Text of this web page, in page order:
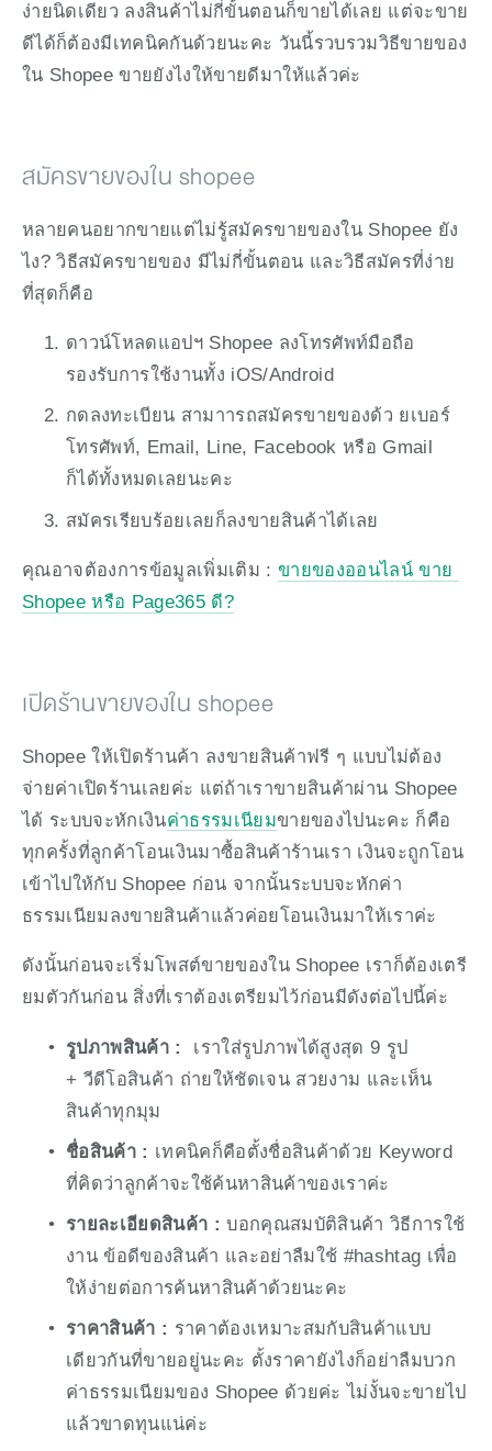
ง่ายนิดเดียว ลงสินค้าไม่กี่ขั้นตอนก็ขายได้เลย แต่จะขาย
ดีได้ก็ต้องมีเทคนิคกันด้วยนะคะ วันนี้รวบรวมวิธีขายของ
ใน Shopee ขายยังไงให้ขายดีมาให้แล้วค่ะ
สมัครขายของใน shopee
หลายคนอยากขายแต่ไม่รู้สมัครขายของใน Shopee ยัง
ไง? วิธีสมัครขายของ มีไม่กี่ขั้นตอน และวิธีสมัครที่ง่าย
ที่สุดก็คือ
ดาวน์โหลดแอปฯ Shopee ลงโทรศัพท์มือถือ
รองรับการใช้งานทั้ง iOS/Android
กดลงทะเบียน สามาารถสมัครขายของด้ว ยเบอร์
โทรศัพท์, Email, Line, Facebook หรือ Gmail
ก็ได้ทั้งหมดเลยนะคะ
สมัครเรียบร้อยเลยก็ลงขายสินค้าได้เลย
คุณอาจต้องการข้อมูลเพิ่มเติม : ขายของออนไลน์ ขาย
Shopee หรือ Page365 ดี?
เปิดร้านขายของใน shopee
Shopee ให้เปิดร้านค้า ลงขายสินค้าฟรี ๆ แบบไม่ต้อง
จ่ายค่าเปิดร้านเลยค่ะ แต่ถ้าเราขายสินค้าผ่าน Shopee
ได้ ระบบจะหักเงินค่าธรรมเนียมขายของไปนะคะ ก็คือ
ทุกครั้งที่ลูกค้าโอนเงินมาซื้อสินค้าร้านเรา เงินจะถูกโอน
เข้าไปให้กับ Shopee ก่อน จากนั้นระบบจะหักค่า
ธรรมเนียมลงขายสินค้าแล้วค่อยโอนเงินมาให้เราค่ะ
ดังนั้นก่อนจะเริ่มโพสต์ขายของใน Shopee เราก็ต้องเตรี
ยมตัวกันก่อน สิ่งที่เราต้องเตรียมไว้ก่อนมีดังต่อไปนี้ค่ะ
รูปภาพสินค้า :
  เราใส่รูปภาพได้สูงสุด 9 รูป
+ วีดีโอสินค้า ถ่ายให้ชัดเจน สวยงาม และเห็น
สินค้าทุกมุม
ชื่อสินค้า : เทคนิคก็คือตั้งชื่อสินค้าด้วย Keyword
ที่คิดว่าลูกค้าจะใช้ค้นหาสินค้าของเราค่ะ
รายละเอียดสินค้า : บอกคุณสมบัติสินค้า วิธีการใช้
งาน ข้อดีของสินค้า และอย่าลืมใช้ #hashtag เพื่อ
ให้ง่ายต่อการค้นหาสินค้าด้วยนะคะ
ราคาสินค้า : ราคาต้องเหมาะสมกับสินค้าแบบ
เดียวกันที่ขายอยู่นะคะ ตั้งราคายังไงก็อย่าลืมบวก
ค่าธรรมเนียมของ Shopee ด้วยค่ะ ไม่งั้นจะขายไป
แล้วขาดทุนแน่ค่ะ